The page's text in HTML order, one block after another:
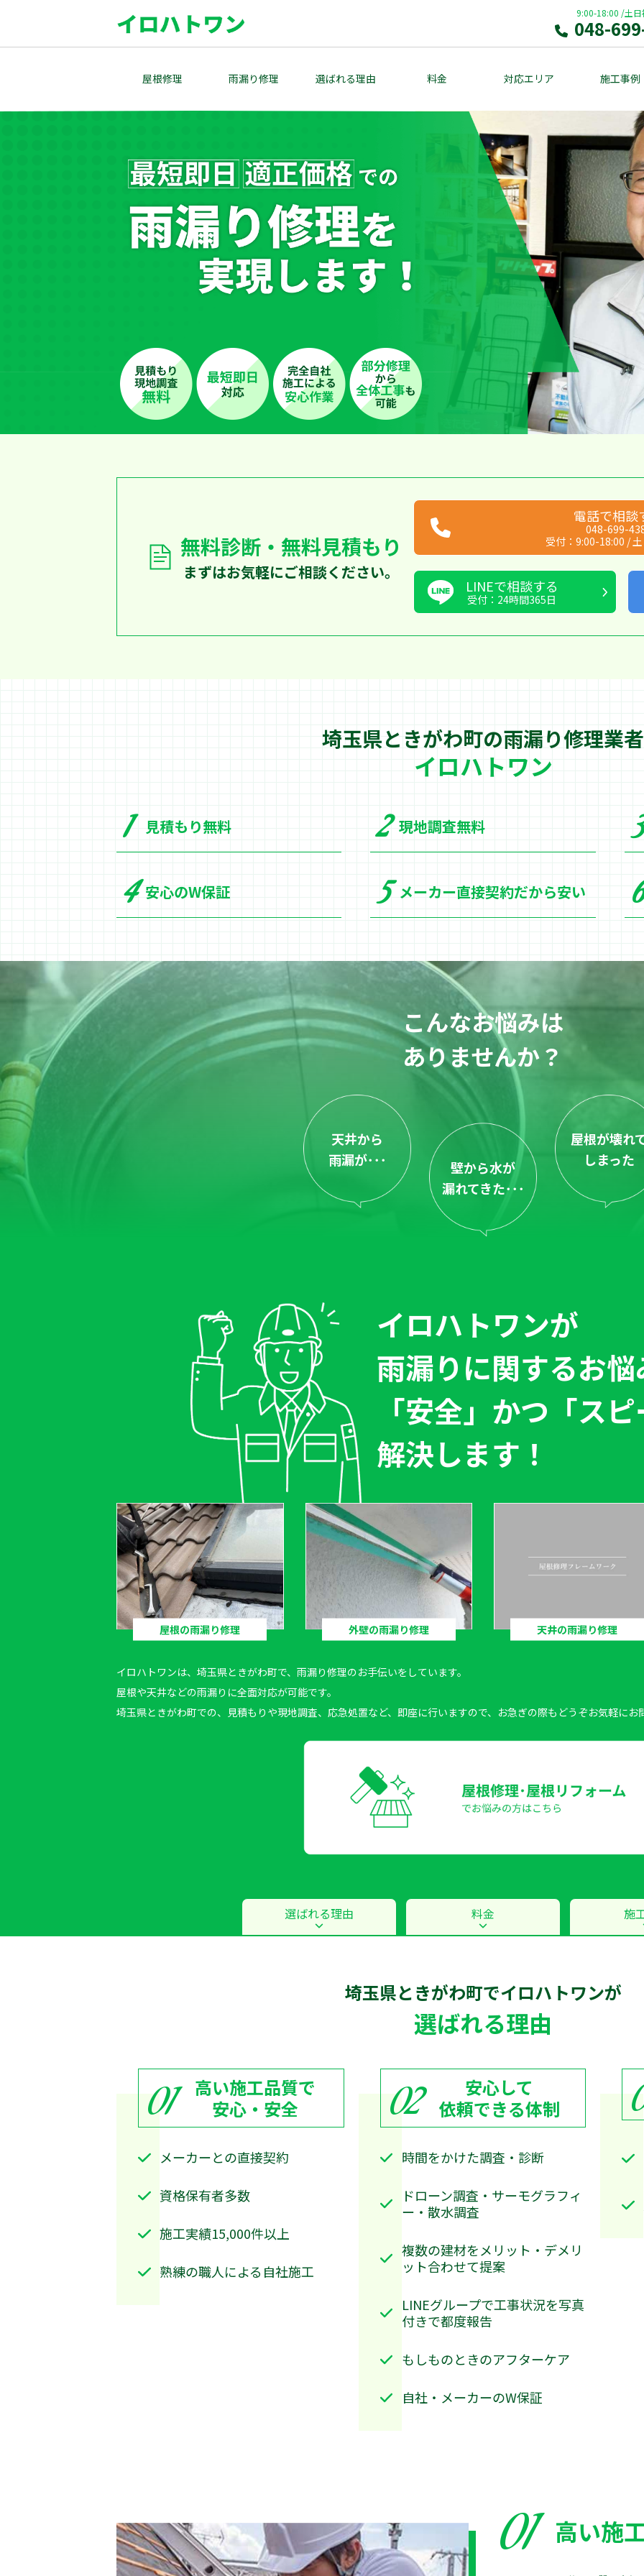
9:00-18:00 /土
048-
屋根修理 雨漏り修理 選ばれる理由 料金 対応エリア 施工事例
無料診断・無料見積もり
まずはお気軽にご相談ください。
電話で相談
048-699-
受付： 9:00-18:00 /
LINEで相談する
受付：24時間365日
埼玉県ときがわ町の雨漏り修理業者
イロハトワン
見積もり無料 現地調査無料
安心のW保証 メーカー直接契約だから安い
こんなお悩みは
ありませんか？
天井から
雨漏が･･･
壁から水が
漏れてきた･･･
屋根が壊れ
しまった
イロハトワンが
雨漏りに関するお
「安全」 かつ 「ス
解決します！
屋根の雨漏り修理 外壁の雨漏り修理 天井の雨漏り修理
イロハトワンは、埼玉県ときがわ町で、雨漏り修理のお手伝いをしています。
屋根や天井などの雨漏りに全面対応が可能です。
埼玉県ときがわ町での、見積もりや現地調査、応急処置など、即座に行いますので、お急ぎの際もどうぞお気軽にお
選ばれる理由 料金 施
埼玉県ときがわ町でイロハトワンが
選ばれる理由
01
高い施工品質で
安心・安全
メーカーとの直接契約
資格保有者多数
施工実績15,000件以上
熟練の職人による自社施工
02
安心して
依頼できる体制
時間をかけた調査・診断
ドローン調査・サーモグラフィ
ー・散水調査
複数の建材をメリット・デメリ
ット合わせて提案
LINEグループで工事状況を写真
付きで都度報告
もしものときのアフターケア
自社・メーカーのW保証
01 高い施